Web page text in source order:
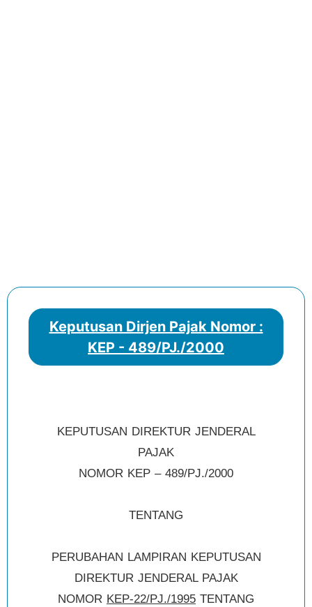
Keputusan Dirjen Pajak Nomor :
KEP - 489/PJ./2000
KEPUTUSAN DIREKTUR JENDERAL
PAJAK
NOMOR KEP – 489/PJ./2000
TENTANG
PERUBAHAN LAMPIRAN KEPUTUSAN
DIREKTUR JENDERAL PAJAK
NOMOR KEP-22/PJ./1995 TENTANG